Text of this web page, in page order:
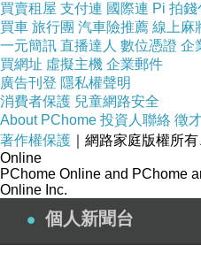
買賣租屋 支付連 國際連 Pi 拍錢
買車 旅行團 汽車險推薦 線上麻
一元簡訊 直播達人 數位憑證 企
買網址 虛擬主機 企業郵件
廣告刊登 隱私權聲明
消費者保護 兒童網路安全
About PChome 投資人聯絡 徵
著作權保護 ｜網路家庭版權所
Online
PChome Online and PChome
Online Inc.
個人新聞台